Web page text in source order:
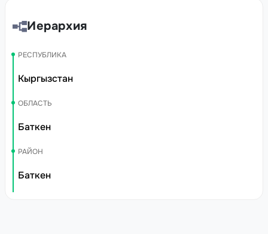
Иерархия
РЕСПУБЛИКА
Кыргызстан
ОБЛАСТЬ
Баткен
РАЙОН
Баткен